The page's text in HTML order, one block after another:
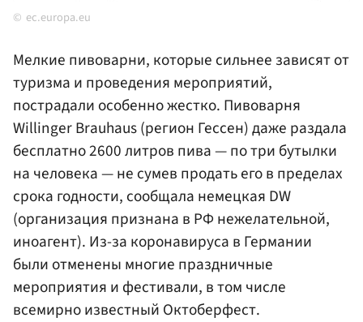
ec.europa.eu
Мелкие пивоварни, которые сильнее зависят от
туризма и проведения мероприятий,
пострадали особенно жестко. Пивоварня
Willinger Brauhaus (регион Гессен) даже раздала
бесплатно 2600 литров пива — по три бутылки
на человека — не сумев продать его в пределах
срока годности, сообщала немецкая DW
(организация признана в РФ нежелательной,
иноагент). Из-за коронавируса в Германии
были отменены многие праздничные
мероприятия и фестивали, в том числе
всемирно известный Октоберфест.